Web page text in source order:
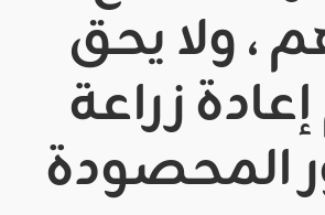
، ولا يحق
زراعة